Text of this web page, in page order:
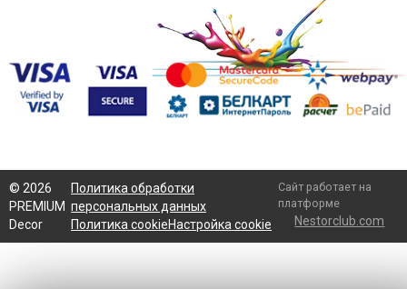
© 2026
PREMIUM
Decor
Политика обработки
персональных данных
Политика cookieНастройка cookie
Сайт работает на
платформе
Nestorclub.com